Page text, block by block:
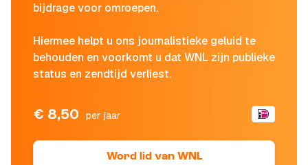
bijdrage voor omroepen.
Hiermee helpt u ons journalistieke geluid te
behouden en voorkomt u dat WNL zijn publieke
status en zendtijd verliest.
€ 8,50 per jaar
Word lid van WNL